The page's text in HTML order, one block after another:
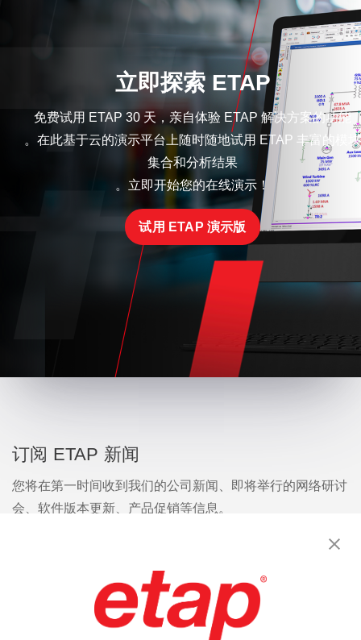
立即探索 ETAP
免费试用 ETAP 30 天，亲自体验 ETAP 解决方案的功能
。在此基于云的演示平台上随时随地试用 ETAP 丰富的模块
集合和分析结果
。立即开始您的在线演示！
试用 ETAP 演示版
订阅 ETAP 新闻
您将在第一时间收到我们的公司新闻、即将举行的网络研讨
会、软件版本更新、产品促销等信息。
联系我们 | 使用条款 | 保密规则 | 网站地图